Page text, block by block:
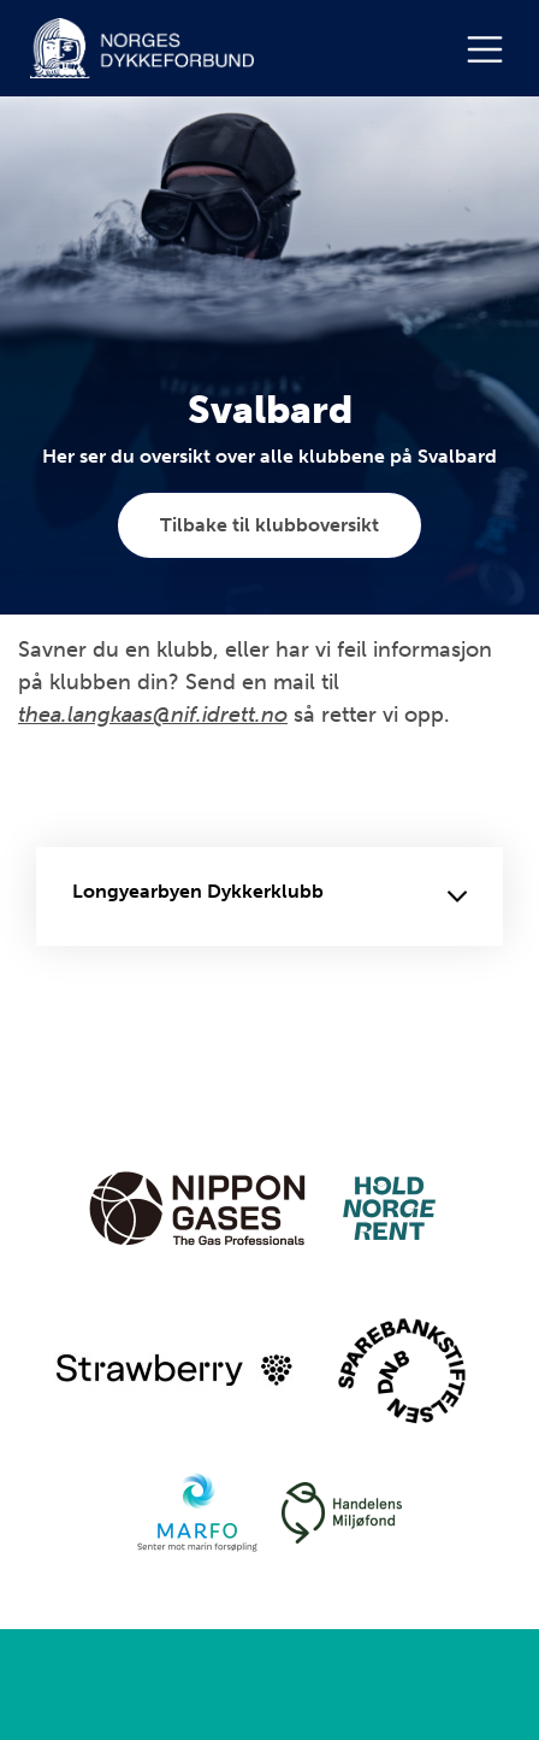
Svalbard
Her ser du oversikt over alle klubbene på Svalbard
Tilbake til klubboversikt
Savner du en klubb, eller har vi feil informasjon
på klubben din? Send en mail til
thea.langkaas@nif.idrett.no så retter vi opp.
Longyearbyen Dykkerklubb